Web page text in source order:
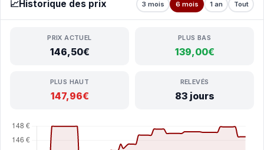
📈Historique des prix 3 mois 6 mois 1 an Tout
PRIX ACTUEL
146,50€
PLUS BAS
139,00€
PLUS HAUT
147,96€
RELEVÉS
83 jours